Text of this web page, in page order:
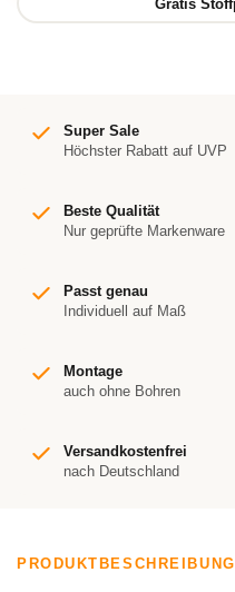
Super Sale
Höchster Rabatt auf UVP
Beste Qualität
Nur geprüfte Markenware
Passt genau
Individuell auf Maß
Montage
auch ohne Bohren
Versandkostenfrei
nach Deutschland
PRODUKTBESCHREIBUNG